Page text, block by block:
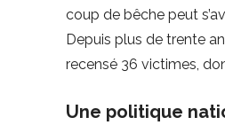
coup de bêche peut
Depuis plus de trente
recensé 36 victimes,
Une politique